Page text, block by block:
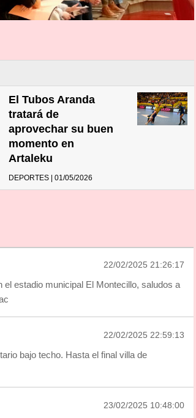
El Tubos Aranda
tratará de
aprovechar su buen
momento en
Artaleku
DEPORTES | 01/05/2026
22/02/2025 21:26:17
el estadio municipal El Montecillo, saludos a
22/02/2025 22:59:13
bajo techo. Hasta el final villa de
23/02/2025 10:48:00